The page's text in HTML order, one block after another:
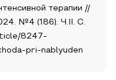
терапии //
№4 (186). Ч.II. С.
8247-
pri-nablyuden